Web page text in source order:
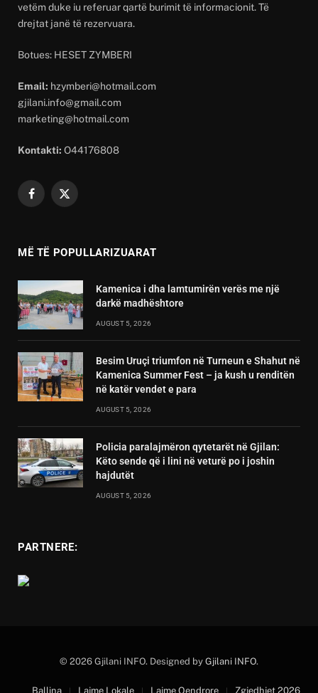
vetëm duke iu referuar qartë burimit të informacionit. Të
drejtat janë të rezervuara.
Botues: HESET ZYMBERI
Email: hzymberi@hotmail.com
gjilani.info@gmail.com
marketing@hotmail.com
Kontakti: O44176808
Facebook
X
MË TË POPULLARIZUARAT
Kamenica i dha lamtumirën verës me një
darkë madhështore
AUGUST 5, 2026
Besim Uruçi triumfon në Turneun e Shahut në
Kamenica Summer Fest – ja kush u renditën
në katër vendet e para
AUGUST 5, 2026
Policia paralajmëron qytetarët në Gjilan:
Këto sende që i lini në veturë po i joshin
hajdutët
AUGUST 5, 2026
PARTNERE:
© 2026 Gjilani INFO. Designed by Gjilani INFO.
Ballina Lajme Lokale Lajme Qendrore Zgjedhjet 2026